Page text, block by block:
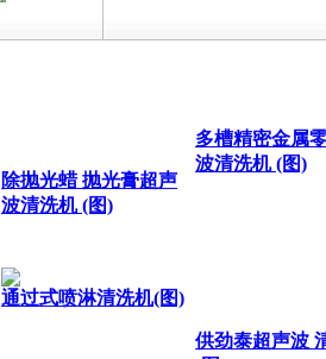
波清洗机 (图)
波清洗机 (图)
通过式喷淋清洗机(图)
(图)